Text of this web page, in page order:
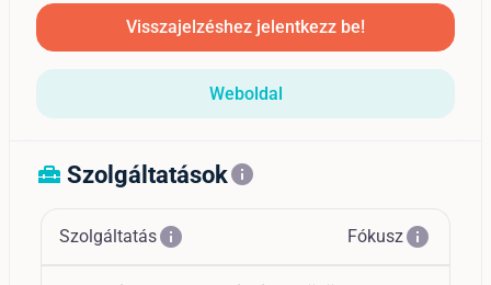
Visszajelzéshez jelentkezz be!
Weboldal
home_repair_service Szolgáltatásokinfo
Szolgáltatásinfo Fókuszinfo